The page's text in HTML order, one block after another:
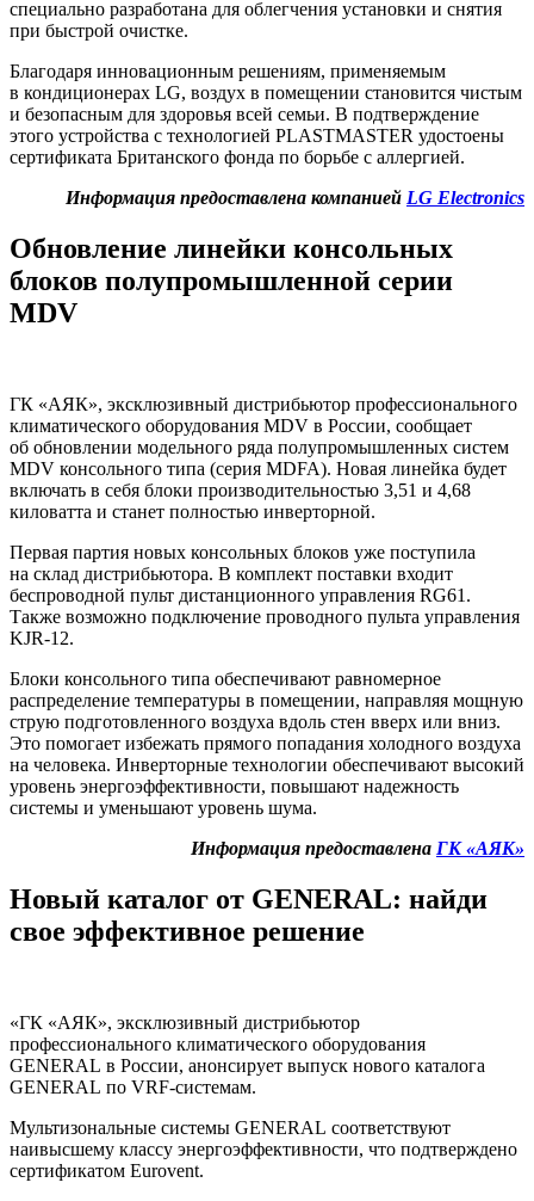
специально разработана для облегчения установки и снятия
при быстрой очистке.
Благодаря инновационным решениям, применяемым
в кондиционерах LG, воздух в помещении становится чистым
и безопасным для здоровья всей семьи. В подтверждение
этого устройства с технологией PLASTMASTER удостоены
сертификата Британского фонда по борьбе с аллергией.
Информация предоставлена компанией LG Electronics
Обновление линейки консольных
блоков полупромышленной серии
MDV
ГК «АЯК», эксклюзивный дистрибьютор профессионального
климатического оборудования MDV в России, сообщает
об обновлении модельного ряда полупромышленных систем
MDV консольного типа (серия MDFA). Новая линейка будет
включать в себя блоки производительностью 3,51 и 4,68
киловатта и станет полностью инверторной.
Первая партия новых консольных блоков уже поступила
на склад дистрибьютора. В комплект поставки входит
беспроводной пульт дистанционного управления RG61.
Также возможно подключение проводного пульта управления
KJR-12.
Блоки консольного типа обеспечивают равномерное
распределение температуры в помещении, направляя мощную
струю подготовленного воздуха вдоль стен вверх или вниз.
Это помогает избежать прямого попадания холодного воздуха
на человека. Инверторные технологии обеспечивают высокий
уровень энергоэффективности, повышают надежность
системы и уменьшают уровень шума.
Информация предоставлена ГК «АЯК»
Новый каталог от GENERAL: найди
свое эффективное решение
«ГК «АЯК», эксклюзивный дистрибьютор
профессионального климатического оборудования
GENERAL в России, анонсирует выпуск нового каталога
GENERAL по VRF-системам.
Мультизональные системы GENERAL соответствуют
наивысшему классу энергоэффективности, что подтверждено
сертификатом Eurovent.